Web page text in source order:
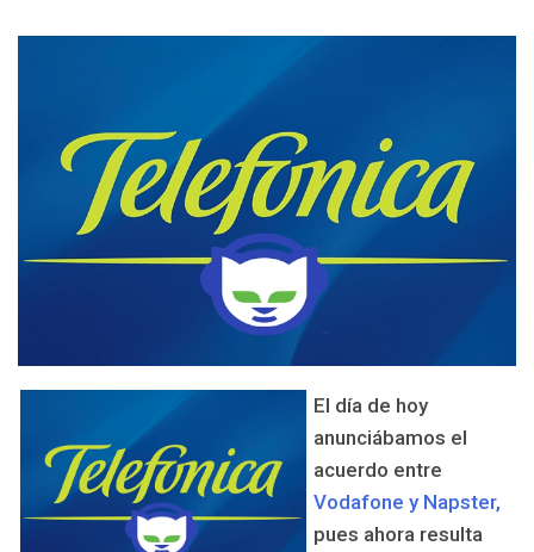
El día de hoy
anunciábamos el
acuerdo entre
Vodafone y Napster,
pues ahora resulta